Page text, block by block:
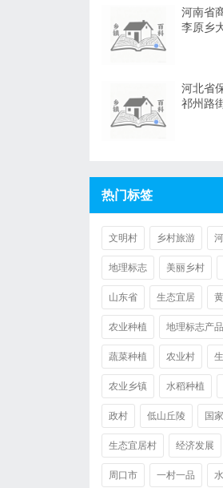
河南省
李原乡
河北省
祁州路
热门标签
文明村 乡村旅游
地理标志 美丽乡村
山东省 生态宜居
农业种植 地理标志产品
蔬菜种植 农业村
农业乡镇 水稻种植
政村 低山丘陵 国
生态宜居村 经济发展
周口市 一村一品